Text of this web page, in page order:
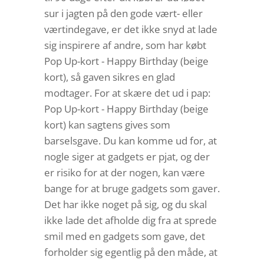
sur i jagten på den gode vært- eller
værtindegave, er det ikke snyd at lade
sig inspirere af andre, som har købt
Pop Up-kort - Happy Birthday (beige
kort), så gaven sikres en glad
modtager. For at skære det ud i pap:
Pop Up-kort - Happy Birthday (beige
kort) kan sagtens gives som
barselsgave. Du kan komme ud for, at
nogle siger at gadgets er pjat, og der
er risiko for at der nogen, kan være
bange for at bruge gadgets som gaver.
Det har ikke noget på sig, og du skal
ikke lade det afholde dig fra at sprede
smil med en gadgets som gave, det
forholder sig egentlig på den måde, at